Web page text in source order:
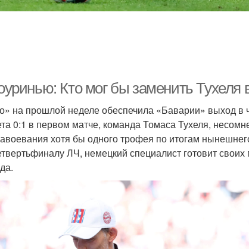
Кто мог бы заменить Тухеля
на прошлой неделе обеспечила «Баварии» выход в
0:1 в первом матче, команда Томаса Тухеля,
хотя бы одного трофея по итогам
ЛЧ, немецкий специалист готовит своих